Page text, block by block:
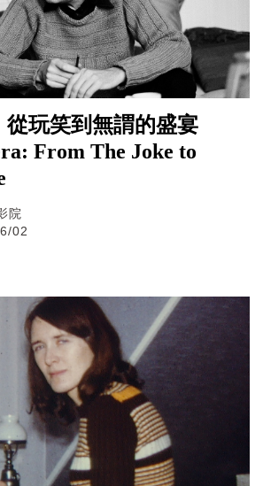
從玩笑到無謂的盛宴
From The Joke to
院
02